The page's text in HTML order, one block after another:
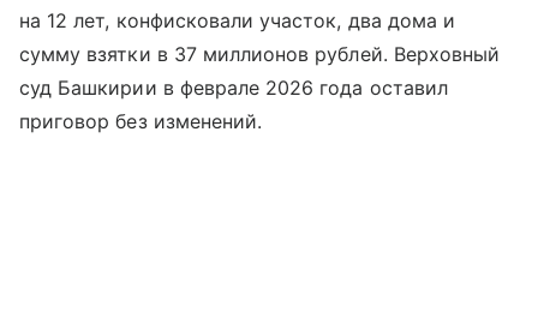
на 12 лет, конфисковали участок, два дома и
сумму взятки в 37 миллионов рублей. Верховный
суд Башкирии в феврале 2026 года оставил
приговор без изменений.